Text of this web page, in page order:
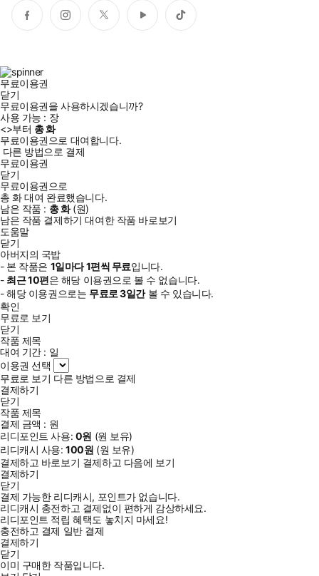
페
이
인
스
트
위
유
튜
틱
톡
무료이용권
닫기
무료이용권을 사용하시겠습니까?
사용 가능 : 장
<>부터 총화
무료이용권으로 대여합니다.
다른 방법으로 결제
무료이용권
닫기
무료이용권으로
총화대여 완료했습니다.
남은 작품 : 총화(원)
남은 작품 결제하기 대여한 작품 바로보기
도움말
닫기
아버지의 국밥
- 본 작품은 1일마다1편씩 무료입니다.
- 최근10편은 해당 이용권으로 볼 수 없습니다.
- 해당 이용권으로는 무료로3일간볼 수 있습니다.
확인
무료로 보기
닫기
작품 제목
대여 기간 : 일
이용권 선택
무료로 보기 다른 방법으로 결제
결제하기
닫기
작품 제목
결제 금액 : 원
리디포인트 사용: 0원 (원 보유)
리디캐시 사용:100원 (원 보유)
결제하고 바로보기 결제하고 다음에 보기
결제하기
닫기
결제 가능한 리디캐시, 포인트가 없습니다.
리디캐시 충전하고 결제없이 편하게 감상하세요.
리디포인트 적립 혜택도 놓치지 마세요!
충전하고 결제 일반 결제
결제하기
닫기
이미 구매한 작품입니다.